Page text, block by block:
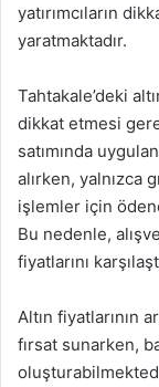
yatırımcıların
yaratmaktadır.
Tahtakale’deki
dikkat etmesi
satımında
alırken, yalnızca
işlemler için
Bu nedenle,
fiyatlarını
Altın fiyatlarının
fırsat sunarken,